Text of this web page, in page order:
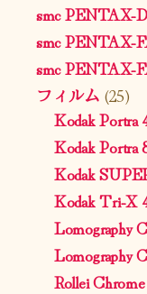
smc PENTAX-
smc PENTAX-
smc PENTAX-
フィルム (25)
Kodak Portra
Kodak Portra
Kodak
Kodak Tri-X
Lomography
Lomography
Rollei